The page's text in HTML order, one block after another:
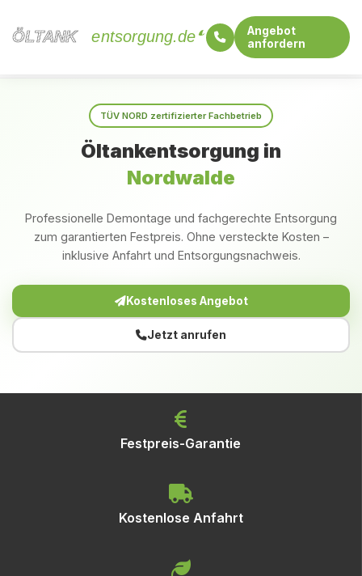
ÖLTANK
ÖLTANK entsorgung.de
Angebot
anfordern
TÜV NORD zertifizierter Fachbetrieb
Öltankentsorgung in
Nordwalde
Professionelle Demontage und fachgerechte Entsorgung
zum garantierten Festpreis. Ohne versteckte Kosten –
inklusive Anfahrt und Entsorgungsnachweis.
Kostenloses Angebot
Jetzt anrufen
Festpreis-Garantie
Kostenlose Anfahrt